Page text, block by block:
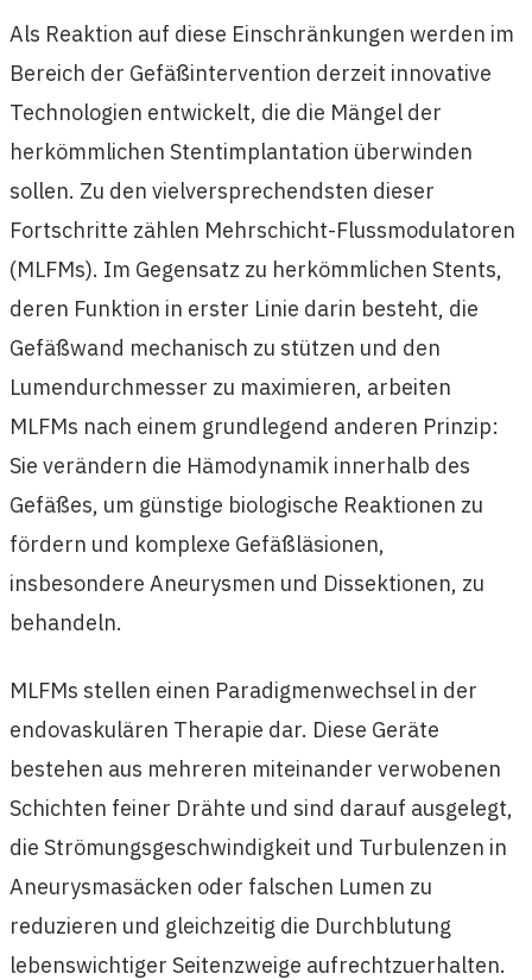
Als Reaktion auf diese Einschränkungen werden im
Bereich der Gefäßintervention derzeit innovative
Technologien entwickelt, die die Mängel der
herkömmlichen Stentimplantation überwinden
sollen. Zu den vielversprechendsten dieser
Fortschritte zählen Mehrschicht-Flussmodulatoren
(MLFMs). Im Gegensatz zu herkömmlichen Stents,
deren Funktion in erster Linie darin besteht, die
Gefäßwand mechanisch zu stützen und den
Lumendurchmesser zu maximieren, arbeiten
MLFMs nach einem grundlegend anderen Prinzip:
Sie verändern die Hämodynamik innerhalb des
Gefäßes, um günstige biologische Reaktionen zu
fördern und komplexe Gefäßläsionen,
insbesondere Aneurysmen und Dissektionen, zu
behandeln.
MLFMs stellen einen Paradigmenwechsel in der
endovaskulären Therapie dar. Diese Geräte
bestehen aus mehreren miteinander verwobenen
Schichten feiner Drähte und sind darauf ausgelegt,
die Strömungsgeschwindigkeit und Turbulenzen in
Aneurysmasäcken oder falschen Lumen zu
reduzieren und gleichzeitig die Durchblutung
lebenswichtiger Seitenzweige aufrechtzuerhalten.